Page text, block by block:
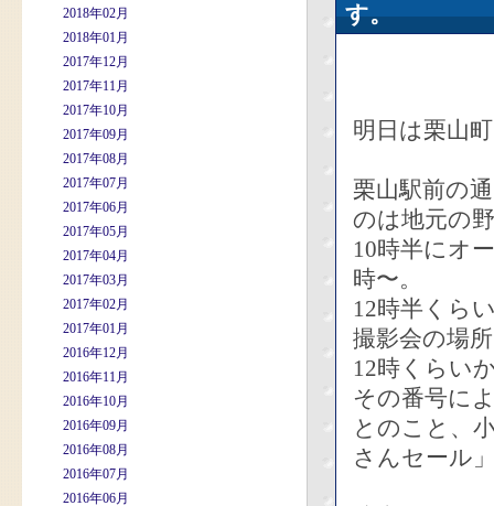
2018年02月
2018年01月
2017年12月
2017年11月
2017年10月
2017年09月
2017年08月
2017年07月
2017年06月
2017年05月
2017年04月
2017年03月
2017年02月
2017年01月
2016年12月
2016年11月
2016年10月
2016年09月
2016年08月
2016年07月
2016年06月
す。
明日は栗山
栗山駅前の
のは地元の
10時半にオ
時〜。
12時半くら
撮影会の場
12時くらい
その番号に
とのこと、
さんセール